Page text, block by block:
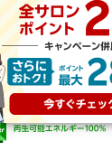
ヘルプ リリ
希望のサロン様
楽天のサービス
Group, Inc.